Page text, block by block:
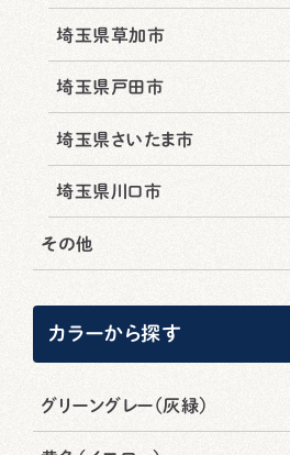
埼玉県草加市
埼玉県戸田市
埼玉県さいたま市
埼玉県川口市
その他
カラーから探す
グリーングレー（灰緑）